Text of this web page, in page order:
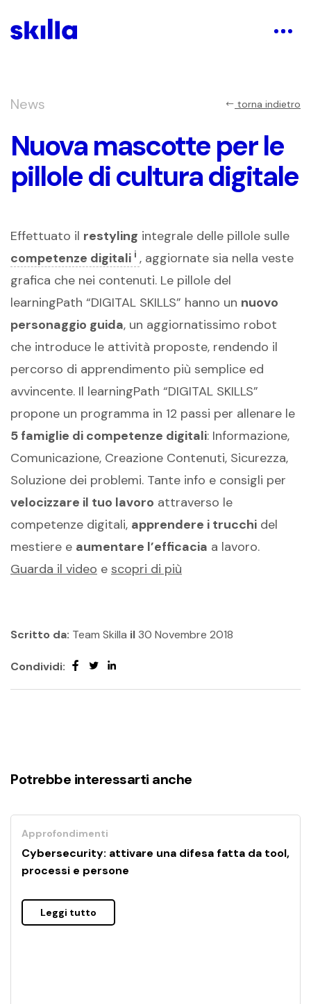
News torna indietro
Nuova mascotte per le
pillole di cultura digitale
Effettuato il restyling integrale delle pillole sulle
competenze digitali i , aggiornate sia nella veste
grafica che nei contenuti. Le pillole del
learningPath “DIGITAL SKILLS” hanno un nuovo
personaggio guida, un aggiornatissimo robot
che introduce le attività proposte, rendendo il
percorso di apprendimento più semplice ed
avvincente. Il learningPath “DIGITAL SKILLS”
propone un programma in 12 passi per allenare le
5 famiglie di competenze digitali: Informazione,
Comunicazione, Creazione Contenuti, Sicurezza,
Soluzione dei problemi. Tante info e consigli per
velocizzare il tuo lavoro attraverso le
competenze digitali, apprendere i trucchi del
mestiere e aumentare l’efficacia a lavoro.
Guarda il video e scopri di più
Scritto da: Team Skilla il30 Novembre 2018
Condividi:
Potrebbe interessarti anche
Approfondimenti
Cybersecurity: attivare una difesa fatta da tool,
processi e persone
Leggi tutto